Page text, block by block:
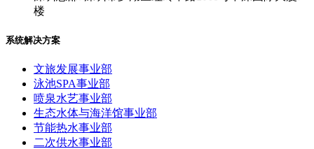
楼
系统解决方案
文旅发展事业部
泳池SPA事业部
喷泉水艺事业部
生态水体与海洋馆事业部
节能热水事业部
二次供水事业部